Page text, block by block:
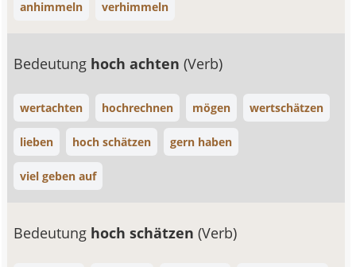
anhimmeln verhimmeln
Bedeutung hoch achten(Verb)
wertachten hochrechnen mögen wertschätzen
lieben hoch schätzen gern haben
viel geben auf
Bedeutung hoch schätzen(Verb)